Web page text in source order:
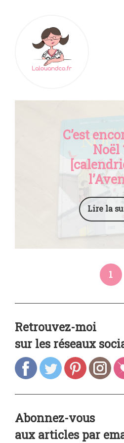
C’est
Noël
Lire la
1
Retrouvez-moi
sur les réseaux
Abonnez-vous
aux articles par